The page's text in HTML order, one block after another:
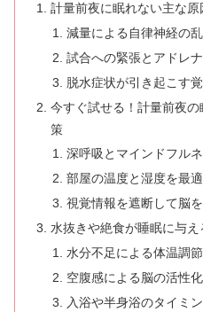
計量前夜に眠れない主な
減量による自律神経の
試合への緊張とアドレ
脱水症状が引き起こす
今すぐ試せる！計量前夜
策
深呼吸とマインドフル
部屋の温度と湿度を最
視覚情報を遮断して脳
水抜きや絶食が睡眠に与
水分不足による体温調
空腹感による脳の活性
入浴や半身浴のタイミ